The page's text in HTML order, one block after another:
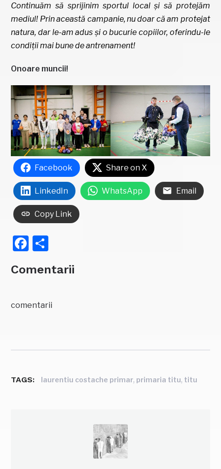
Continuăm să sprijinim sportul local și să protejăm
mediul! Prin această campanie, nu doar că am protejat
natura, dar le-am adus și o bucurie copiilor, oferindu-le
condiții mai bune de antrenament!
Onoare muncii!
Facebook Share on X
LinkedIn WhatsApp Email
Copy Link
Facebook
Comentarii
comentarii
TAGS: laurentiu costache primar, primaria titu, titu